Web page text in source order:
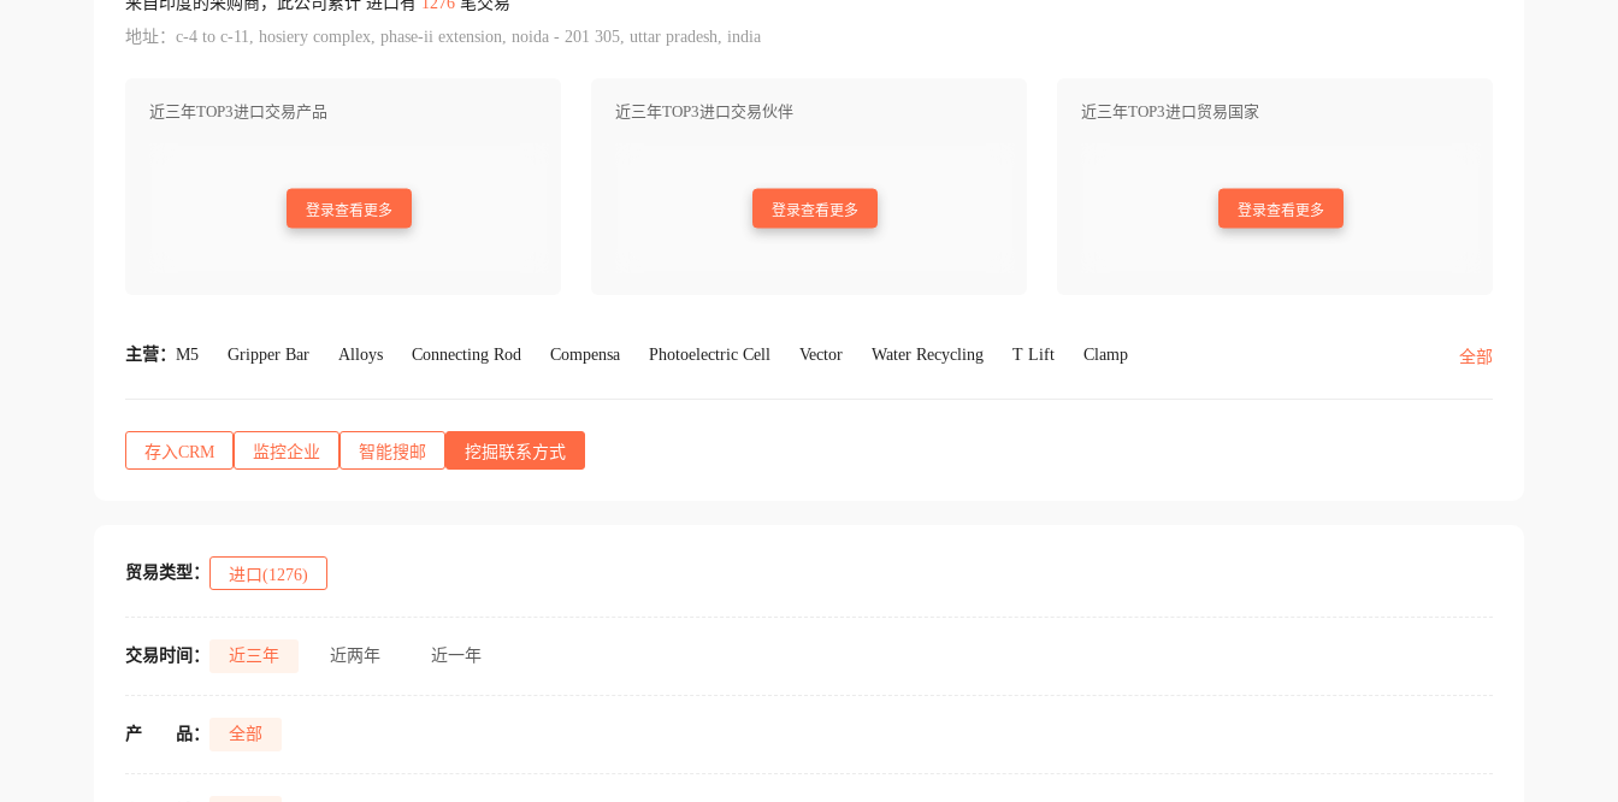
地址：c-4 to c-11, hosiery complex, phase-ii extension, noida - 201 305, uttar pradesh, india
近三年TOP3进口交易产品
登录查看更多
近三年TOP3进口交易伙伴
登录查看更多
近三年TOP3进口贸易国家
登录查看更多
主营： M5 Gripper Bar Alloys Connecting Rod Compensa Photoelectric Cell Vector Water Recycling T Lift Clamp 全部
存入CRM 监控企业 智能搜邮 挖掘联系方式
贸易类型： 进口(1276)
交易时间： 近三年 近两年 近一年
产 品： 全部